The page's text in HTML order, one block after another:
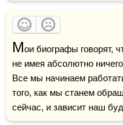
Мои биографы говорят,
не имея абсолютно
Все мы начинаем
того, как мы станем
сейчас, и зависит наш